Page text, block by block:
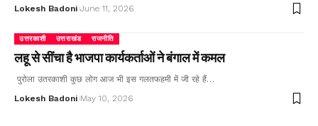
Lokesh Badoni June 11, 2026
उत्तरकाशी उत्तराखंड राजनीति
लहू से सींचा है भाजपा कार्यकर्ताओं ने बंगाल में कमल
पुरोला उतरकाशी कुछ लोग आज भी इस गलतफहमी में जी रहे हैं…
Lokesh Badoni May 10, 2026